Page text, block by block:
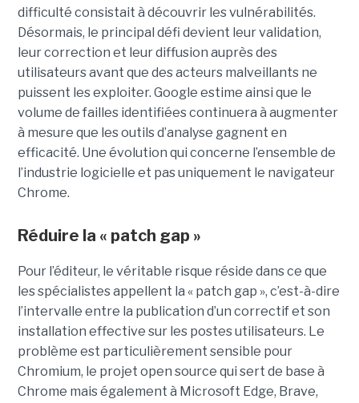
difficulté consistait à découvrir les vulnérabilités.
Désormais, le principal défi devient leur validation,
leur correction et leur diffusion auprès des
utilisateurs avant que des acteurs malveillants ne
puissent les exploiter. Google estime ainsi que le
volume de failles identifiées continuera à augmenter
à mesure que les outils d’analyse gagnent en
efficacité. Une évolution qui concerne l’ensemble de
l’industrie logicielle et pas uniquement le navigateur
Chrome.
Réduire la « patch gap »
Pour l’éditeur, le véritable risque réside dans ce que
les spécialistes appellent la « patch gap », c’est-à-dire
l’intervalle entre la publication d’un correctif et son
installation effective sur les postes utilisateurs. Le
problème est particulièrement sensible pour
Chromium, le projet open source qui sert de base à
Chrome mais également à Microsoft Edge, Brave,